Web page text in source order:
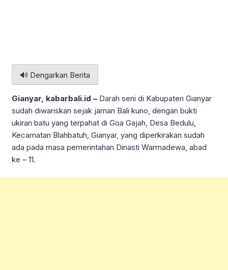
🔊 Dengarkan Berita
Gianyar, kabarbali.id – Darah seni di Kabupaten Gianyar
sudah diwariskan sejak jaman Bali kuno, dengan bukti
ukiran batu yang terpahat di Goa Gajah, Desa Bedulu,
Kecamatan Blahbatuh, Gianyar, yang diperkirakan sudah
ada pada masa pemerintahan Dinasti Warmadewa, abad
ke – 11.